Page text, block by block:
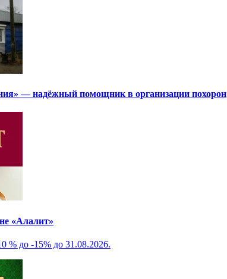
— надёжный помощник в организации похорон
«Алалит»
% до -15% до 31.08.2026.